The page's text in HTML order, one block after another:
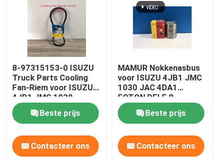
8-97315153-0 ISUZU
Truck Parts Cooling
Fan-Riem voor ISUZU
4JB1 JMC 1030
Beste prijs
Contacteer ons
MAMUR Nokkenasbus
voor ISUZU 4JB1 JMC
1030 JAC 4DA1
FOTON DFLE 8-
97378148-0
Beste prijs
Contacteer ons